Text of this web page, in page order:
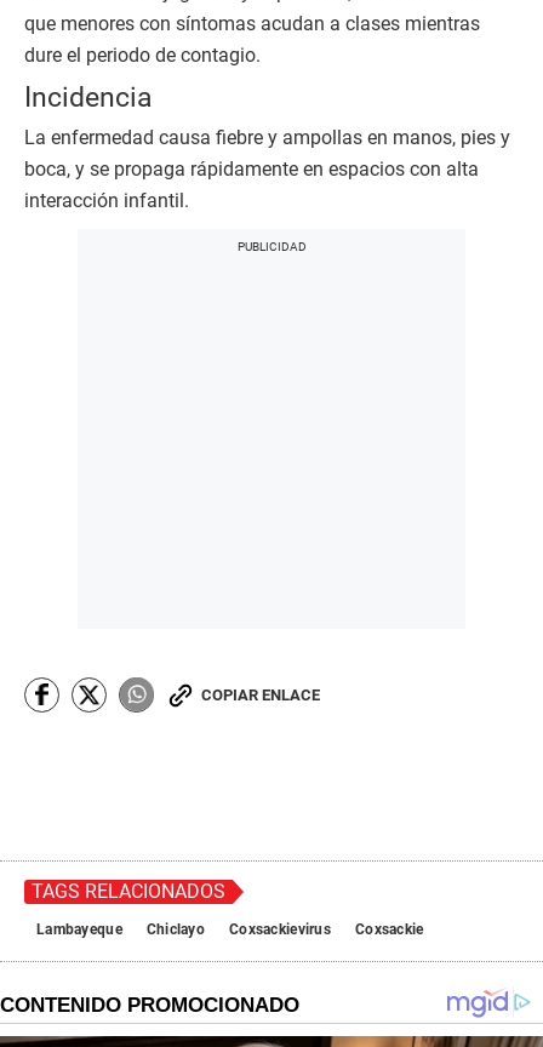
que menores con síntomas acudan a clases mientras
dure el periodo de contagio.
Incidencia
La enfermedad causa fiebre y ampollas en manos, pies y
boca, y se propaga rápidamente en espacios con alta
interacción infantil.
COPIAR ENLACE
TAGS RELACIONADOS
Lambayeque Chiclayo Coxsackievirus Coxsackie